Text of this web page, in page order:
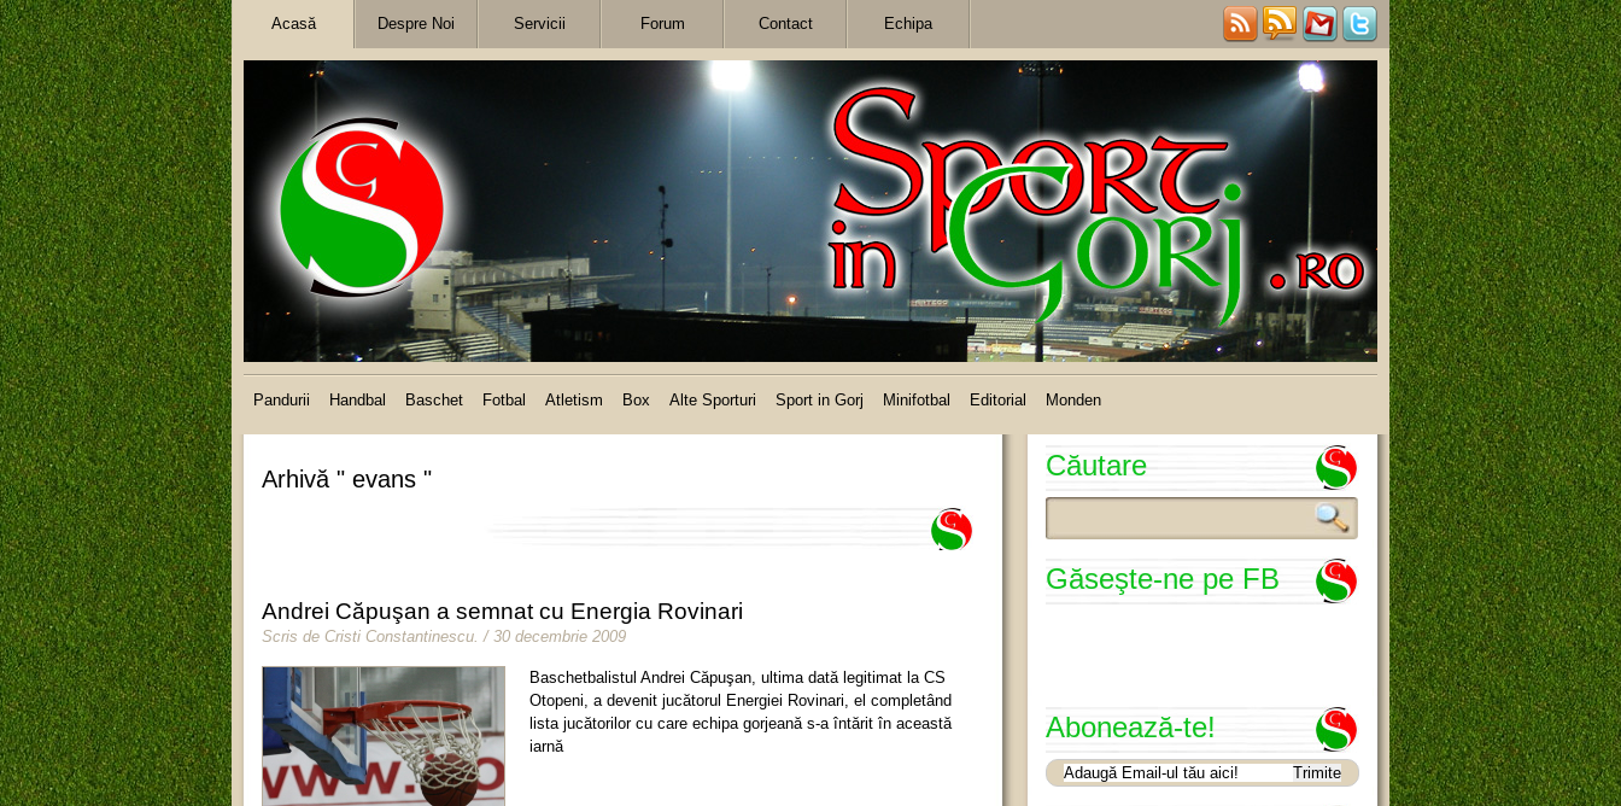
Acasă Despre Noi Servicii Forum Contact Echipa
Pandurii Handbal Baschet Fotbal Atletism Box Alte Sporturi Sport in Gorj Minifotbal Editorial Monden
Arhivă " evans "
Andrei Căpuşan a semnat cu Energia Rovinari
Scris de Cristi Constantinescu. / 30 decembrie 2009
Baschetbalistul Andrei Căpuşan, ultima dată legitimat la CS
Otopeni, a devenit jucătorul Energiei Rovinari, el completând
lista jucătorilor cu care echipa gorjeană s-a întărit în această
iarnă
Căutare
Găseşte-ne pe FB
Abonează-te!